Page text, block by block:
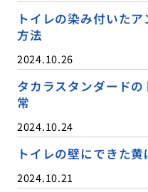
トイレの染み付いた
方法
2024.10.26
タカラスタンダード
常
2024.10.24
トイレの壁にできた
2024.10.21